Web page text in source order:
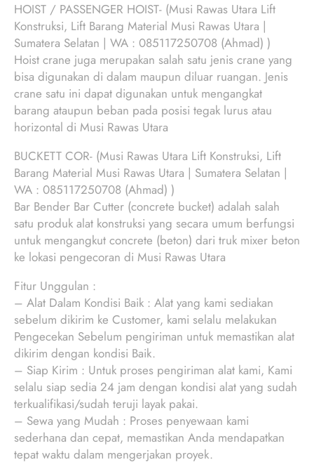
HOIST / PASSENGER HOIST- (Musi Rawas Utara Lift
Konstruksi, Lift Barang Material Musi Rawas Utara |
Sumatera Selatan | WA : 085117250708 (Ahmad) )
Hoist crane juga merupakan salah satu jenis crane yang
bisa digunakan di dalam maupun diluar ruangan. Jenis
crane satu ini dapat digunakan untuk mengangkat
barang ataupun beban pada posisi tegak lurus atau
horizontal di Musi Rawas Utara
BUCKETT COR- (Musi Rawas Utara Lift Konstruksi, Lift
Barang Material Musi Rawas Utara | Sumatera Selatan |
WA : 085117250708 (Ahmad) )
Bar Bender Bar Cutter (concrete bucket) adalah salah
satu produk alat konstruksi yang secara umum berfungsi
untuk mengangkut concrete (beton) dari truk mixer beton
ke lokasi pengecoran di Musi Rawas Utara
Fitur Unggulan :
– Alat Dalam Kondisi Baik : Alat yang kami sediakan
sebelum dikirim ke Customer, kami selalu melakukan
Pengecekan Sebelum pengiriman untuk memastikan alat
dikirim dengan kondisi Baik.
– Siap Kirim : Untuk proses pengiriman alat kami, Kami
selalu siap sedia 24 jam dengan kondisi alat yang sudah
terkualifikasi/sudah teruji layak pakai.
– Sewa yang Mudah : Proses penyewaan kami
sederhana dan cepat, memastikan Anda mendapatkan
tepat waktu dalam mengerjakan proyek.